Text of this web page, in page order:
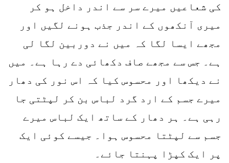
کی شعاعیں میرے سر سے اندر داخل ہو کر
میری آنکھوں کے اندر جذب ہونے لگیں اور
مجھے ایسا لگا کہ میں نے دوربین لگا لی
ہے۔ جس سے مجھے صاف دکھائی دے رہا ہے۔ میں
نے دیکھا اور محسوس کیا کہ اس نور کی دھار
میرے جسم کے ارد گرد لباس بن کر لپٹتی جا
رہی ہے۔ ہر دھار کے ساتھ ایک لباس میرے
جسم سے لپٹتا محسوس ہوا۔ جیسے کوئی ایک
پر ایک کپڑا پہنتا جائے۔